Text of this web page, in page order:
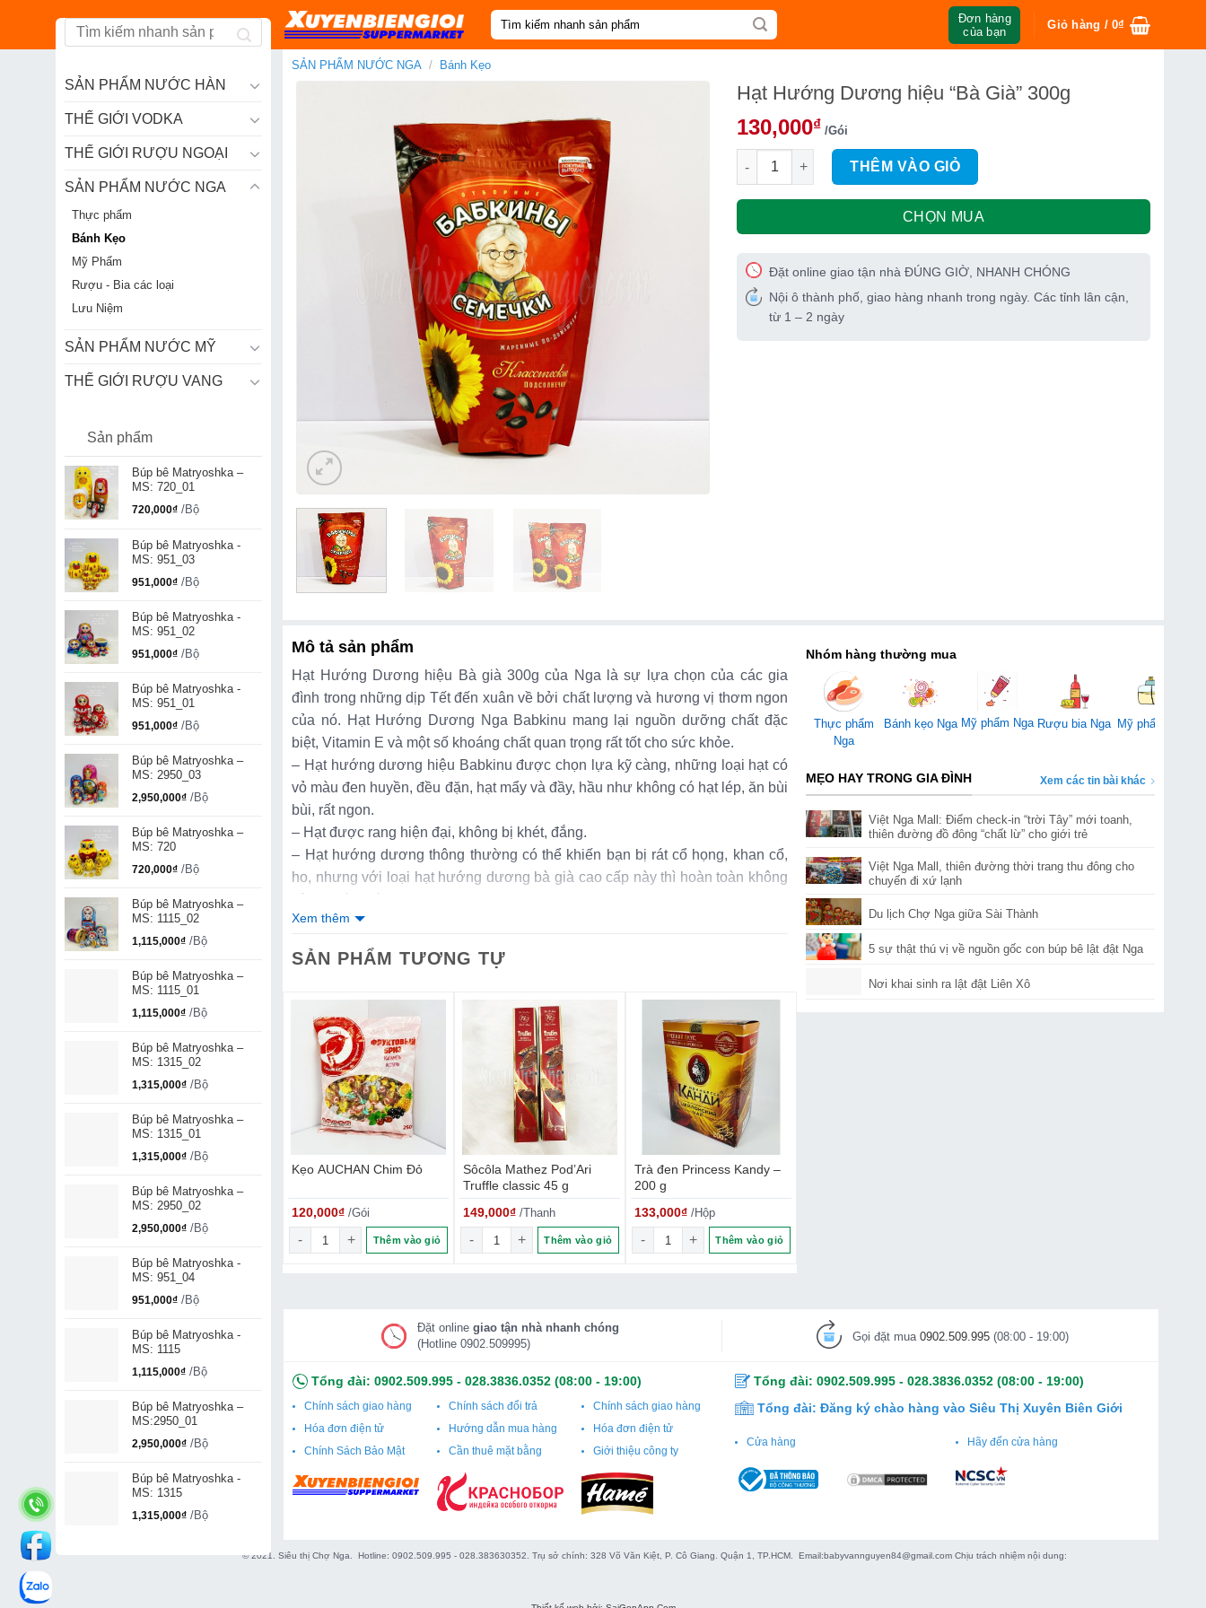
Tìm
kiếm:
Đơn hàng
của bạn
Giỏ hàng /0₫
SẢN PHẨM NƯỚC HÀN
THẾ GIỚI VODKA
THẾ GIỚI RƯỢU NGOẠI
SẢN PHẨM NƯỚC NGA
Thực phẩm
Bánh Kẹo
Mỹ Phẩm
Rượu - Bia các loại
Lưu Niệm
SẢN PHẨM NƯỚC MỸ
THẾ GIỚI RƯỢU VANG
Sản phẩm
Búp bê Matryoshka –
MS: 720_01
720,000₫ /Bộ
Búp bê Matryoshka -
MS: 951_03
951,000₫ /Bộ
Búp bê Matryoshka -
MS: 951_02
951,000₫ /Bộ
Búp bê Matryoshka -
MS: 951_01
951,000₫ /Bộ
Búp bê Matryoshka –
MS: 2950_03
2,950,000₫ /Bộ
Búp bê Matryoshka –
MS: 720
720,000₫ /Bộ
Búp bê Matryoshka –
MS: 1115_02
1,115,000₫ /Bộ
Búp bê Matryoshka –
MS: 1115_01
1,115,000₫ /Bộ
Búp bê Matryoshka –
MS: 1315_02
1,315,000₫ /Bộ
Búp bê Matryoshka –
MS: 1315_01
1,315,000₫ /Bộ
Búp bê Matryoshka –
MS: 2950_02
2,950,000₫ /Bộ
Búp bê Matryoshka -
MS: 951_04
951,000₫ /Bộ
Búp bê Matryoshka -
MS: 1115
1,115,000₫ /Bộ
Búp bê Matryoshka –
MS:2950_01
2,950,000₫ /Bộ
Búp bê Matryoshka -
MS: 1315
1,315,000₫ /Bộ
SẢN PHẨM NƯỚC NGA / Bánh Kẹo
Hạt Hướng Dương hiệu “Bà Già” 300g
130,000₫ /Gói
Hạt Hướng Dương hiệu "Bà Già" 300g số lượng
THÊM VÀO GIỎ
CHỌN MUA
Đặt online giao tận nhà ĐÚNG GIỜ, NHANH CHÓNG
Nội ô thành phố, giao hàng nhanh trong ngày. Các tỉnh lân cận,
từ 1 – 2 ngày
Mô tả sản phẩm
Hạt Hướng Dương hiệu Bà già 300g của Nga là sự lựa chọn của các gia
đình trong những dịp Tết đến xuân về bởi chất lượng và hương vị thơm ngon
của nó. Hạt Hướng Dương Nga Babkinu mang lại nguồn dưỡng chất đặc
biệt, Vitamin E và một số khoáng chất quan trọng rất tốt cho sức khỏe.
– Hạt hướng dương hiệu Babkinu được chọn lựa kỹ càng, những loại hạt có
vỏ màu đen huyền, đều đặn, hạt mẩy và đầy, hầu như không có hạt lép, ăn bùi
bùi, rất ngon.
– Hạt được rang hiện đại, không bị khét, đắng.
– Hạt hướng dương thông thường có thể khiến bạn bị rát cổ họng, khan cổ,
ho, nhưng với loại hạt hướng dương bà già cao cấp này thì hoàn toàn không
– Vị thơm, chứa đựng hàm lượng dinh dưỡng cao, tốt cho sức khỏe, đặc biệt
là hàm lượng vitamin E và các khoáng chất quan trọng.
– Hạt Hướng Dương Bà Già Nga Babkinu 300g giàu Magie, các nhóm
– Trong Hạt hướng dương có giá trị dinh dưỡng khá cao, chứa dầu béo,
protein, caroten, canxi, sắt, phospho giúp tăng cường trí nhớ, ngăn ngừa lão
hóa.
– Sản phẩm không dùng chất bảo quản, đảm bảo an toàn vệ sinh thực phẩm.
Xem thêm
SẢN PHẨM TƯƠNG TỰ
Kẹo AUCHAN Chim Đỏ
120,000₫ /Gói
Kẹo AUCHAN Chim Đỏ số lượng
Thêm vào giỏ
Sôcôla Mathez Pod’Ari
Truffle classic 45 g
149,000₫ /Thanh
Sôcôla Mathez Pod'Ari Truffle classic 45 g số lượng
Thêm vào giỏ
Trà đen Princess Kandy –
200 g
133,000₫ /Hộp
Trà đen Princess Kandy - 200 g số lượng
Thêm vào giỏ
NUTS với nhân caramel muối, quả phỉ và kẹo dẻo, 200g số lượng
To
180,000₫/Gói
Kẹo Socola Napkyp Size To số lượng
Nhóm hàng thường mua
Thực phẩm
Nga
Bánh kẹo Nga Mỹ phẩm Nga Rượu bia Nga Mỹ phẩm Mỹ
MẸO HAY TRONG GIA ĐÌNH Xem các tin bài khác
Việt Nga Mall: Điểm check-in “trời Tây” mới toanh,
thiên đường đồ đông “chất lừ” cho giới trẻ
Việt Nga Mall, thiên đường thời trang thu đông cho
chuyến đi xứ lạnh
Du lịch Chợ Nga giữa Sài Thành
5 sự thật thú vị về nguồn gốc con búp bê lật đật Nga
Nơi khai sinh ra lật đật Liên Xô
Đặt online giao tận nhà nhanh chóng
(Hotline 0902.509995)
Gọi đặt mua 0902.509.995(08:00 - 19:00)
Tổng đài:0902.509.995 -028.3836.0352 (08:00 - 19:00)
Chính sách giao hàng
Hóa đơn điện tử
Chính Sách Bảo Mật
Chính sách đổi trả
Hướng dẫn mua hàng
Cần thuê mặt bằng
Chính sách giao hàng
Hóa đơn điện tử
Giới thiệu công ty
Tổng đài: 0902.509.995- 028.3836.0352(08:00 - 19:00)
Tổng đài: Đăng ký chào hàng vào Siêu Thị Xuyên Biên Giới
Cửa hàng Hãy đến cửa hàng
© 2021. Siêu thị Chợ Nga. Hotline: 0902.509.995 - 028.383630352. Trụ sở chính: 328 Võ Văn Kiệt, P. Cô Giang. Quận 1, TP.HCM. Email:babyvannguyen84@gmail.com Chịu trách nhiệm nội dung: